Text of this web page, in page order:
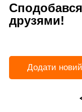
друзями!
Додати